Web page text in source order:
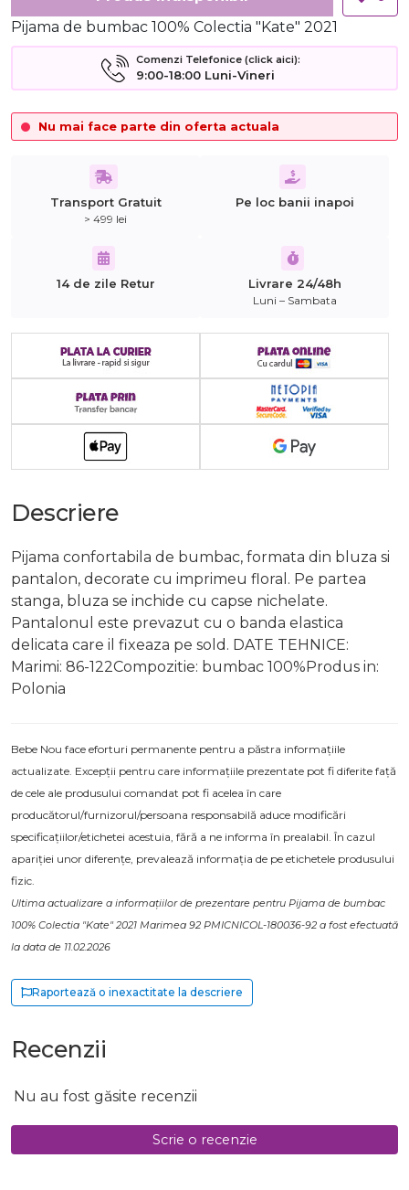
Pijama de bumbac 100% Colectia "Kate" 2021
Comenzi Telefonice (click aici):
9:00-18:00 Luni-Vineri
Nu mai face parte din oferta actuala
Transport Gratuit
> 499 lei
Pe loc banii inapoi
14 de zile Retur Livrare 24/48h
Luni – Sambata
Descriere
Pijama confortabila de bumbac, formata din bluza si
pantalon, decorate cu imprimeu floral. Pe partea
stanga, bluza se inchide cu capse nichelate.
Pantalonul este prevazut cu o banda elastica
delicata care il fixeaza pe sold. DATE TEHNICE:
Marimi: 86-122Compozitie: bumbac 100%Produs in:
Polonia
Bebe Nou face eforturi permanente pentru a păstra informațiile
actualizate. Excepții pentru care informațiile prezentate pot fi diferite față
de cele ale produsului comandat pot fi acelea în care
producătorul/furnizorul/persoana responsabilă aduce modificări
specificațiilor/etichetei acestuia, fără a ne informa în prealabil. În cazul
apariției unor diferențe, prevalează informația de pe etichetele produsului
fizic.
Ultima actualizare a informațiilor de prezentare pentru Pijama de bumbac
100% Colectia "Kate" 2021 Marimea 92 PMICNICOL-180036-92 a fost efectuată
la data de 11.02.2026
Raportează o inexactitate la descriere
Recenzii
Nu au fost găsite recenzii
Scrie o recenzie